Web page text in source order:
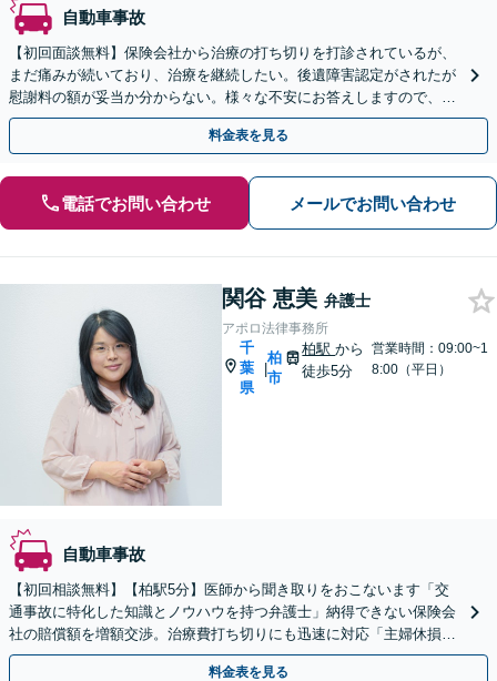
自動車事故
【初回面談無料】保険会社から治療の打ち切りを打診されているが、
まだ痛みが続いており、治療を継続したい。後遺障害認定がされたが
慰謝料の額が妥当か分からない。様々な不安にお答えしますので、お
気軽にご連絡ください。ご相談・着手金は無料です。
料金表を見る
電話でお問い合わせ メールでお問い合わせ
関谷 恵美 弁護士
アポロ法律事務所
千
葉
県
|
柏
市
柏駅から
徒歩5分
営業時間：09:00~1
8:00（平日）
自動車事故
【初回相談無料】【柏駅5分】医師から聞き取りをおこないます「交
通事故に特化した知識とノウハウを持つ弁護士」納得できない保険会
社の賠償額を増額交渉。治療費打ち切りにも迅速に対応「主婦休損で
賠償金を増額」【完全成功報酬あり】【分割・後払い対応】
料金表を見る